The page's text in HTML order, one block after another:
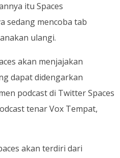
itu Spaces
sedang mencoba tab
ulangi.
akan menjajakan
dapat didengarkan
podcast di Twitter Spaces
tenar Vox Tempat,
akan terdiri dari